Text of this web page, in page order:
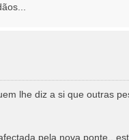
lhe diz a si que outras
pela nova ponte..